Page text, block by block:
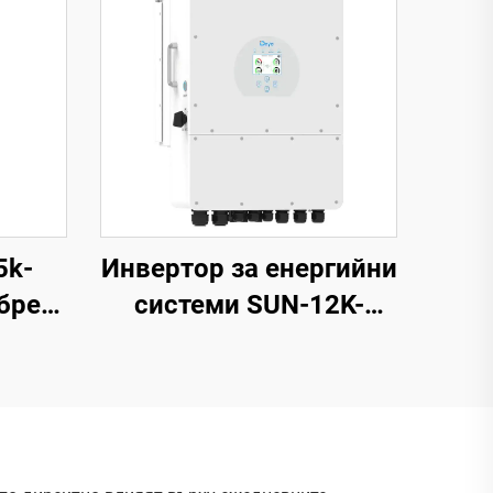
Инвертор за енергийни
системи SUN-12K-